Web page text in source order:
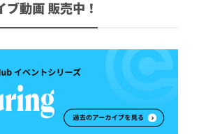
ブ動画 販売中！